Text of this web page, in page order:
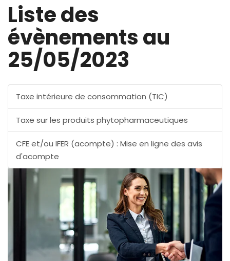
Liste des
évènements au
25/05/2023
Taxe intérieure de consommation (TIC)
Taxe sur les produits phytopharmaceutiques
CFE et/ou IFER (acompte) : Mise en ligne des avis
d'acompte